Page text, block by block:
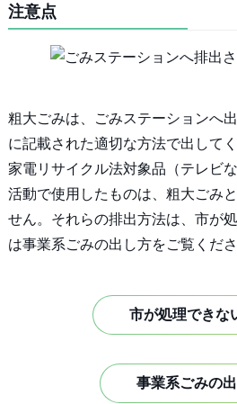
注意点
粗大ごみは、ごみステーションへ
に記載された適切な方法で出してく
家電リサイクル法対象品（テレビ
活動で使用したものは、粗大ごみ
せん。それらの排出方法は、市が
は事業系ごみの出し方をご覧くださ
市が処理できな
事業系ごみの